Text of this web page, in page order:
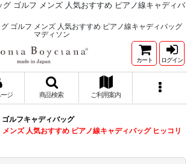
グ ゴルフ メンズ 人気おすすめ ピアノ線キャディバ
ゴルフ メンズ 人気おすすめ ピアノ線キャディバッグ
マディソン
カート ログイン
ジ 商品検索 ご利用案内
ゴルフキャディバッグ
ンズ 人気おすすめ ピアノ線キャディバッグ ヒッコリ